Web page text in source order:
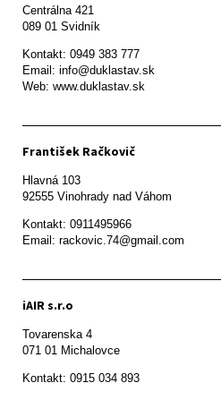
Centrálna 421
089 01 Svidník
Kontakt: 0949 383 777
Email: info@duklastav.sk
Web: www.duklastav.sk
František Račkovič
Hlavná 103
92555 Vinohrady nad Váhom
Kontakt: 0911495966
Email: rackovic.74@gmail.com
iAIR s.r.o
Tovarenska 4
071 01 Michalovce